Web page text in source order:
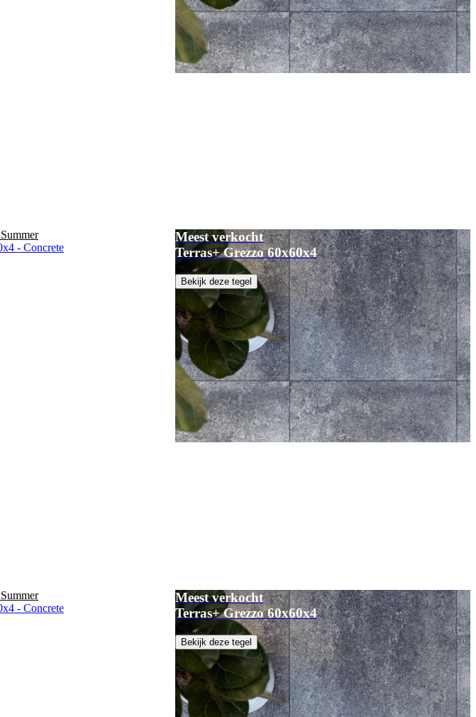
- Concrete
Meest verkocht
Terras+ Grezzo 60x60x4
Bekijk deze tegel
- Concrete
Meest verkocht
Terras+ Grezzo 60x60x4
Bekijk deze tegel